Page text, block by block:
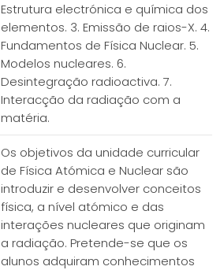
Estrutura electrónica e química dos
elementos. 3. Emissão de raios-X. 4.
Fundamentos de Física Nuclear. 5.
Modelos nucleares. 6.
Desintegração radioactiva. 7.
Interacção da radiação com a
matéria.
Os objetivos da unidade curricular
de Física Atómica e Nuclear são
introduzir e desenvolver conceitos
física, a nível atómico e das
interações nucleares que originam
a radiação. Pretende-se que os
alunos adquiram conhecimentos